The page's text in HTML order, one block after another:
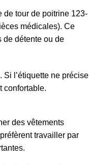
tour de poitrine 123-
médicales). Ce
de détente ou de
l’étiquette ne précise
confortable.
des vêtements
travailler par